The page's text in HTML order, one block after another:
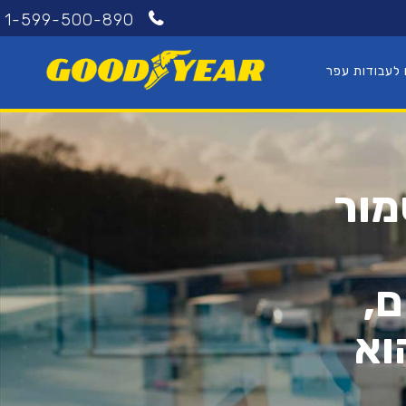
לעבודות עפר